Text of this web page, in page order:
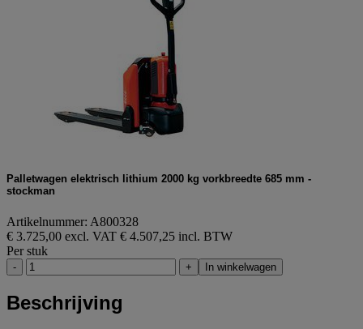
Palletwagen elektrisch lithium 2000 kg vorkbreedte 685 mm -
stockman
Artikelnummer: A800328
€ 3.725,00 excl. VAT € 4.507,25 incl. BTW
Per stuk
- + In winkelwagen
Beschrijving